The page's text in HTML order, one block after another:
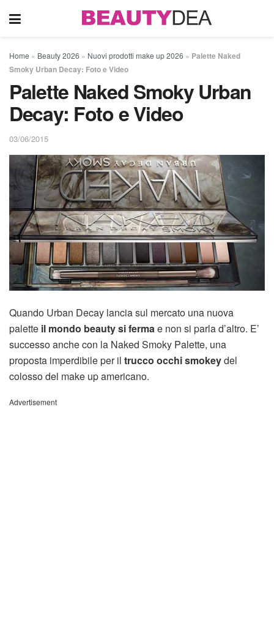
Home » Beauty 2026 » Nuovi prodotti make up 2026 » Palette Naked
Smoky Urban Decay: Foto e Video
Palette Naked Smoky Urban
Decay: Foto e Video
03/06/2015
Quando Urban Decay lancia sul mercato una nuova
palette il mondo beauty si fermae non si parla d’altro. E’
successo anche con la Naked Smoky Palette, una
proposta imperdibile per il trucco occhi smokeydel
colosso del make up americano.
Advertisement